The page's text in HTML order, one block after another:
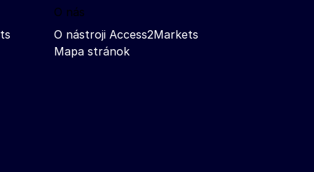
O nás
O nástroji Access2Markets
Mapa stránok